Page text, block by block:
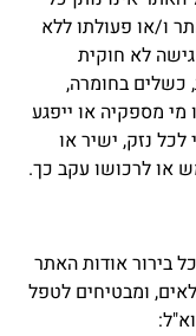
ו/או פעולתו ללא
לא חוקית
כשלים בחומרה,
מספקיה או ייפגע
נזק, ישיר או
או לרכושו עקב כך.
בירור אודות האתר
ומבטיחים לטפל